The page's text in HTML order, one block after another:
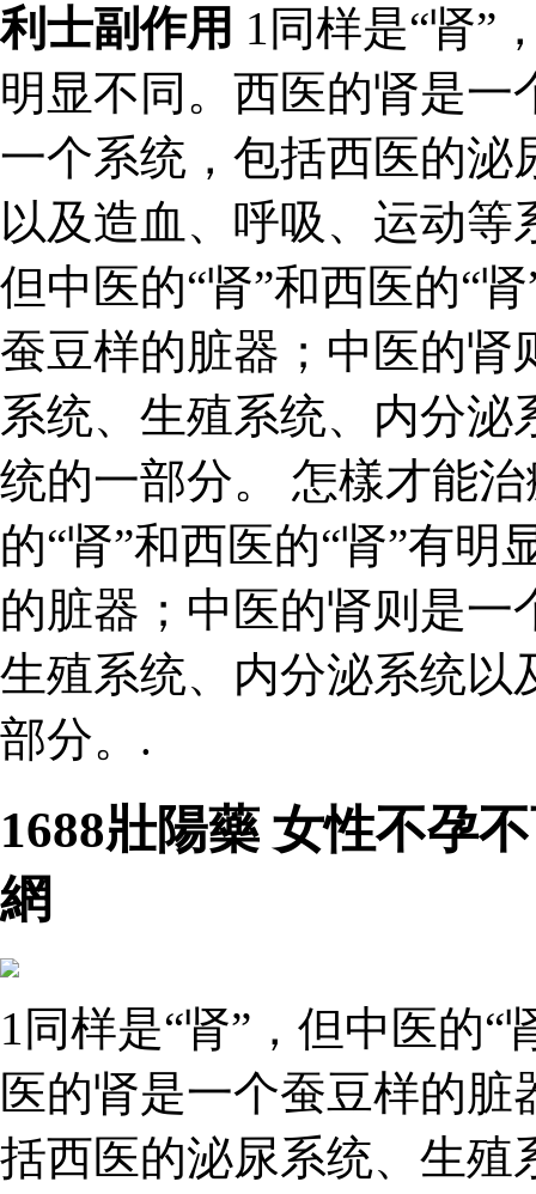
利士副作用 1同样是“肾”
明显不同。西医的肾是
一个系统，包括西医的泌
以及造血、呼吸、运动等
但中医的“肾”和西医的“
蚕豆样的脏器；中医的肾
系统、生殖系统、内分
统的一部分。 怎樣才能
的“肾”和西医的“肾”有
的脏器；中医的肾则是
生殖系统、内分泌系统以
部分。.
1688壯陽藥 女性不孕
網
1同样是“肾”，但中医的“
医的肾是一个蚕豆样的
括西医的泌尿系统、生殖